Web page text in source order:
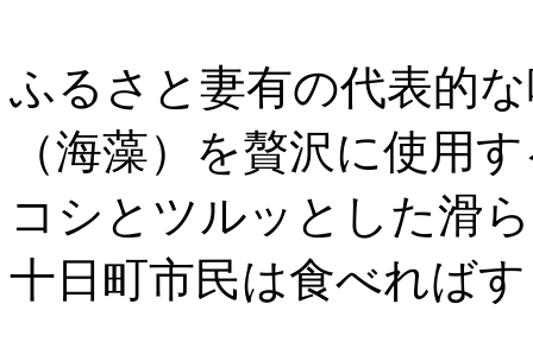
ふるさと妻有の代表的
（海藻）を贅沢に使用
コシとツルッとした滑
十日町市民は食べれば